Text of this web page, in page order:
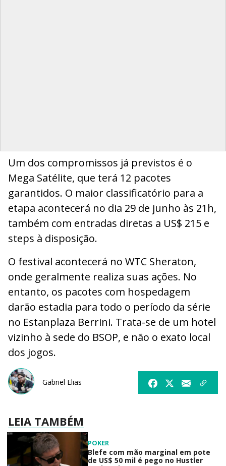
Um dos compromissos já previstos é o
Mega Satélite, que terá 12 pacotes
garantidos. O maior classificatório para a
etapa acontecerá no dia 29 de junho às 21h,
também com entradas diretas a US$ 215 e
steps à disposição.
O festival acontecerá no WTC Sheraton,
onde geralmente realiza suas ações. No
entanto, os pacotes com hospedagem
darão estadia para todo o período da série
no Estanplaza Berrini. Trata-se de um hotel
vizinho à sede do BSOP, e não o exato local
dos jogos.
Gabriel Elias
LEIA TAMBÉM
POKER
Blefe com mão marginal em pote
de US$ 50 mil é pego no Hustler